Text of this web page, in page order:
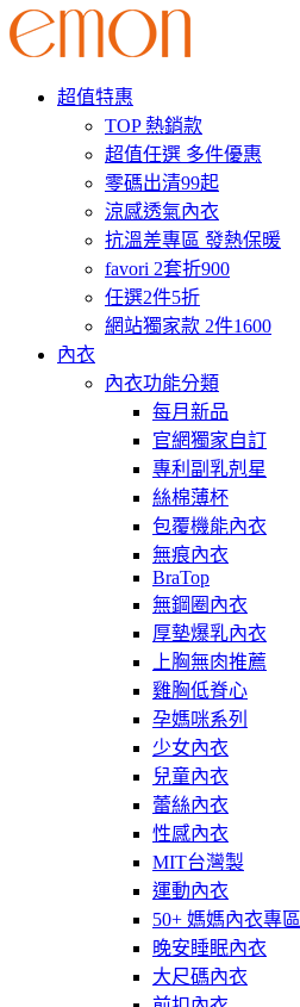
超值特惠
TOP 熱銷款
超值任選 多件優惠
零碼出清99起
涼感透氣內衣
抗溫差專區 發熱保暖
favori 2套折900
任選2件5折
網站獨家款 2件1600
內衣
內衣功能分類
每月新品
官網獨家自訂
專利副乳剋星
絲棉薄杯
包覆機能內衣
無痕內衣
BraTop
無鋼圈內衣
厚墊爆乳內衣
上胸無肉推薦
雞胸低脊心
孕媽咪系列
少女內衣
兒童內衣
蕾絲內衣
性感內衣
MIT台灣製
運動內衣
50+ 媽媽內衣專區
晚安睡眠內衣
大尺碼內衣